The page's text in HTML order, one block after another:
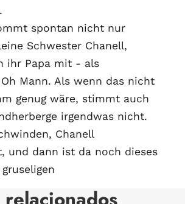
spontan nicht nur
Schwester Chanell,
ihr Papa mit - als
Mann. Als wenn das nicht
genug wäre, stimmt auch
irgendwas nicht.
Chanell
und dann ist da noch dieses